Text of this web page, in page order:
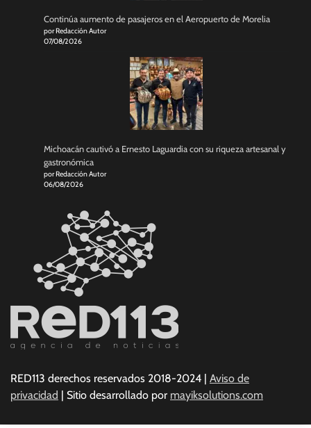
Continúa aumento de pasajeros en el Aeropuerto de Morelia
por Redacción Autor
07/08/2026
Michoacán cautivó a Ernesto Laguardia con su riqueza artesanal y
gastronómica
por Redacción Autor
06/08/2026
RED113 derechos reservados 2018-2024 | Aviso de
privacidad | Sitio desarrollado por mayiksolutions.com